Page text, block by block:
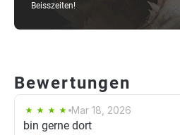
Beisszeiten!
Bewertungen
Mar 18, 2026
bin gerne dort